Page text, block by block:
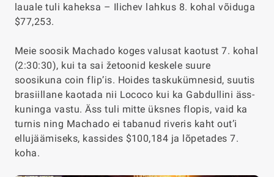
lauale tuli kaheksa – Ilichev lahkus 8. kohal võiduga
$77,253.
Meie soosik Machado koges valusat kaotust 7. kohal
(2:30:30), kui ta sai žetoonid keskele suure
soosikuna coin flip’is. Hoides taskukümnesid, suutis
brasiillane kaotada nii Lococo kui ka Gabdullini äss-
kuninga vastu. Äss tuli mitte üksnes flopis, vaid ka
turnis ning Machado ei tabanud riveris kaht out’i
ellujäämiseks, kassides $100,184 ja lõpetades 7.
koha.